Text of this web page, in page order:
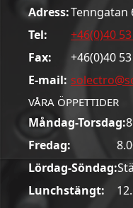
Adress:Tenngatan
Tel:
+46(0)40
Fax:
+46(0)40
E-mail:
VÅRA ÖPPETTIDER
Måndag-Torsdag:
Fredag:
Lördag-Söndag:
Lunchstängt: